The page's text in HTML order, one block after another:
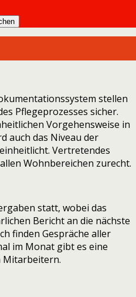
stellen
Pflegeprozesses sicher.
Vorgehensweise in
auch das Niveau der
Vertretendes
Wohnbereichen zurecht.
statt, wobei das
Bericht an die nächste
finden Gespräche aller
im Monat gibt es eine
Mitarbeitern.